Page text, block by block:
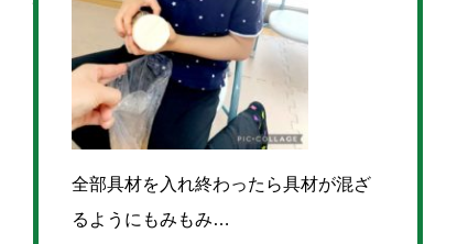
全部具材を入れ終わったら具材が混ざ
るようにもみもみ…